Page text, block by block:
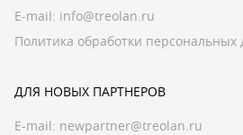
E-mail: info@treolan.ru
Политика обработки персональных
ДЛЯ НОВЫХ ПАРТНЕРОВ
E-mail: newpartner@treolan.ru